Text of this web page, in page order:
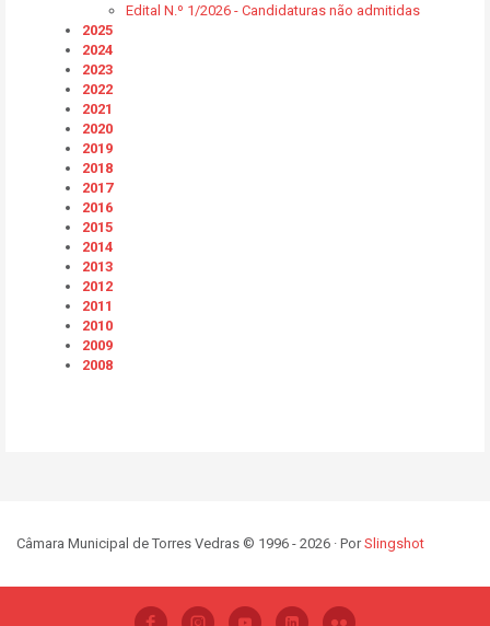
Edital N.º 1/2026 - Candidaturas não admitidas
2025
2024
2023
2022
2021
2020
2019
2018
2017
2016
2015
2014
2013
2012
2011
2010
2009
2008
Câmara Municipal de Torres Vedras © 1996 - 2026 · PorSlingshot